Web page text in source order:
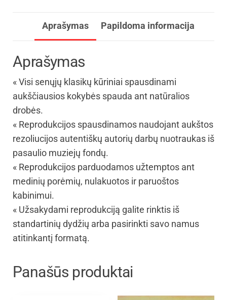
Aprašymas Papildoma informacija
Aprašymas
« Visi senųjų klasikų kūriniai spausdinami
aukščiausios kokybės spauda ant natūralios
drobės.
« Reprodukcijos spausdinamos naudojant aukštos
rezoliucijos autentiškų autorių darbų nuotraukas iš
pasaulio muziejų fondų.
« Reprodukcijos parduodamos užtemptos ant
medinių porėmių, nulakuotos ir paruoštos
kabinimui.
« Užsakydami reprodukciją galite rinktis iš
standartinių dydžių arba pasirinkti savo namus
atitinkantį formatą.
Panašūs produktai